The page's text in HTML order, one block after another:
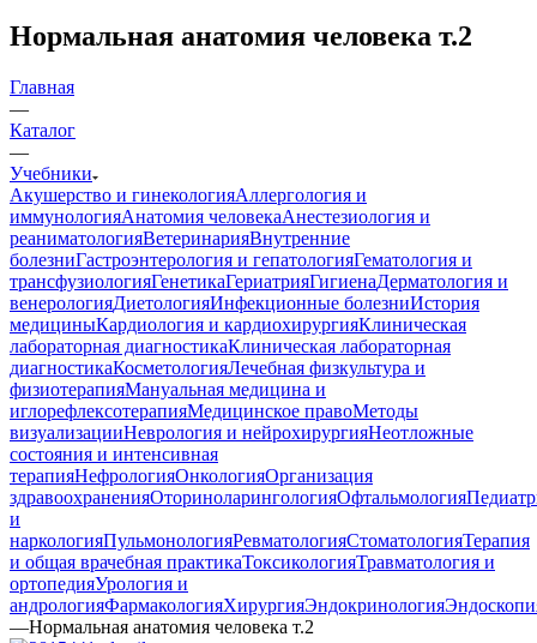
Нормальная анатомия человека т.2
Главная
—
Каталог
—
Учебники
Акушерство и гинекологияАллергология и
иммунологияАнатомия человекаАнестезиология и
реаниматологияВетеринарияВнутренние
болезниГастроэнтерология и гепатологияГематология и
трансфузиологияГенетикаГериатрияГигиенаДерматология и
венерологияДиетологияИнфекционные болезниИстория
медициныКардиология и кардиохирургияКлиническая
лабораторная диагностикаКлиническая лабораторная
диагностикаКосметологияЛечебная физкультура и
физиотерапияМануальная медицина и
иглорефлексотерапияМедицинское правоМетоды
визуализацииНеврология и нейрохирургияНеотложные
состояния и интенсивная
терапияНефрологияОнкологияОрганизация
здравоохраненияОториноларингологияОфтальмология
и
наркологияПульмонологияРевматологияСтоматологияТерапия
и общая врачебная практикаТоксикологияТравматология и
ортопедияУрология и
андрологияФармакологияХирургияЭндокринология
—Нормальная анатомия человека т.2